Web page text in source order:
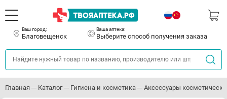
Ваш город:
Благовещенск
Ваша аптека:
Выберите способ получения заказа
Главная Каталог Гигиена и косметика Аксессуары